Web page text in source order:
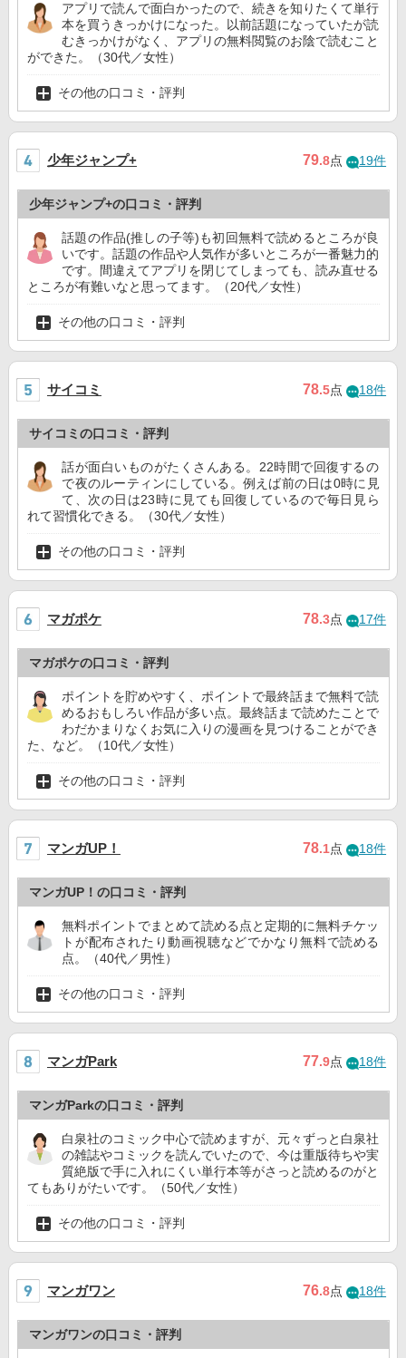
アプリで読んで面白かったので、続きを知りたくて単行
本を買うきっかけになった。以前話題になっていたが読
むきっかけがなく、アプリの無料閲覧のお陰で読むこと
ができた。（30代／女性）
その他の口コミ・評判
少年ジャンプ+ 79.8点 19件
少年ジャンプ+の口コミ・評判
話題の作品(推しの子等)も初回無料で読めるところが良
いです。話題の作品や人気作が多いところが一番魅力的
です。間違えてアプリを閉じてしまっても、読み直せる
ところが有難いなと思ってます。（20代／女性）
その他の口コミ・評判
サイコミ 78.5点 18件
サイコミの口コミ・評判
話が面白いものがたくさんある。22時間で回復するの
で夜のルーティンにしている。例えば前の日は0時に見
て、次の日は23時に見ても回復しているので毎日見ら
れて習慣化できる。（30代／女性）
その他の口コミ・評判
マガポケ 78.3点 17件
マガポケの口コミ・評判
ポイントを貯めやすく、ポイントで最終話まで無料で読
めるおもしろい作品が多い点。最終話まで読めたことで
わだかまりなくお気に入りの漫画を見つけることができ
た、など。（10代／女性）
その他の口コミ・評判
マンガUP！ 78.1点 18件
マンガUP！の口コミ・評判
無料ポイントでまとめて読める点と定期的に無料チケッ
トが配布されたり動画視聴などでかなり無料で読める
点。（40代／男性）
その他の口コミ・評判
マンガPark 77.9点 18件
マンガParkの口コミ・評判
白泉社のコミック中心で読めますが、元々ずっと白泉社
の雑誌やコミックを読んでいたので、今は重版待ちや実
質絶版で手に入れにくい単行本等がさっと読めるのがと
てもありがたいです。（50代／女性）
その他の口コミ・評判
マンガワン 76.8点 18件
マンガワンの口コミ・評判